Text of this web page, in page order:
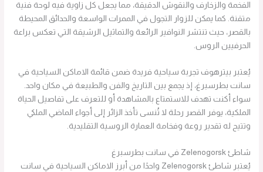
الفخمة والزخارف والنقوش الدقيقة، مما يجعل كل زاوية فيه لوحة فنية
متقنة. كما يمكن للزوار التجول في الممرات الواسعة والحدائق المحيطة
بالقصر، حيث تنتشر النوافير الرائعة والتماثيل الرشيقة التي تعكس براعة
الحرفيين الروس.
يُعتبر بيترهوف تجربة سياحية فريدة ضمن قائمة الاماكن السياحية في
سانت بطرسبرغ، إذ يجمع بين التاريخ والفن والطبيعة في مكان واحد.
سواء أكنت تهدف للاستمتاع بالمشاهدة أو للتعرف على تفاصيل الحياة
الملكية، يوفر القصر رحلة لا تُنسى تأخذ الزائر إلى أجواء الماضي الملكي
وتتيح له تقدير روعة وفخامة العمارة الروسية التقليدية.
شاطئ Zelenogorsk في سانت بطرسبرغ
يُعتبر شاطئ Zelenogorsk واحدًا من أبرز الاماكن السياحية في سانت